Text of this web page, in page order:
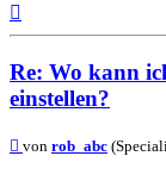
Re: Wo kann
einstellen?
Beitrag
von rob_abc